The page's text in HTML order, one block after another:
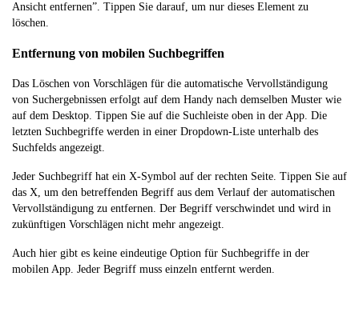
Ansicht entfernen”. Tippen Sie darauf, um nur dieses Element zu
löschen.
Entfernung von mobilen Suchbegriffen
Das Löschen von Vorschlägen für die automatische Vervollständigung
von Suchergebnissen erfolgt auf dem Handy nach demselben Muster wie
auf dem Desktop. Tippen Sie auf die Suchleiste oben in der App. Die
letzten Suchbegriffe werden in einer Dropdown-Liste unterhalb des
Suchfelds angezeigt.
Jeder Suchbegriff hat ein X-Symbol auf der rechten Seite. Tippen Sie auf
das X, um den betreffenden Begriff aus dem Verlauf der automatischen
Vervollständigung zu entfernen. Der Begriff verschwindet und wird in
zukünftigen Vorschlägen nicht mehr angezeigt.
Auch hier gibt es keine eindeutige Option für Suchbegriffe in der
mobilen App. Jeder Begriff muss einzeln entfernt werden.